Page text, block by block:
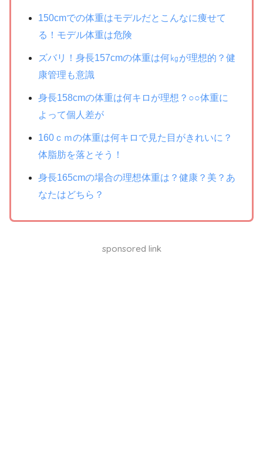
150cmでの体重はモデルだとこんなに痩せて
る！モデル体重は危険
ズバリ！身長157cmの体重は何㎏が理想的？健
康管理も意識
身長158cmの体重は何キロが理想？○○体重に
よって個人差が
160ｃｍの体重は何キロで見た目がきれいに？
体脂肪を落とそう！
身長165cmの場合の理想体重は？健康？美？あ
なたはどちら？
sponsored link